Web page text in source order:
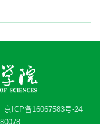
京ICP备16067583号-24